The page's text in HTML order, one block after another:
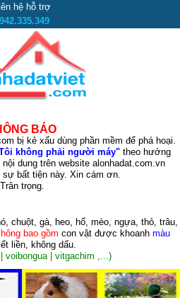
hệ hỗ trợ
BÁO
bị kẻ xấu dùng phần mềm để phá hoại.
không phải người máy"theo hướng
dung trên website alonhadat.com.vn
bất tiện này. Xin cám ơn.
Trân trọng.
chuột, gà, heo, hổ, mèo, ngựa, thỏ, trâu,
bao gồm con vật được khoanh màu
liền, không dấu.
voibongua | vitgachim ,...)